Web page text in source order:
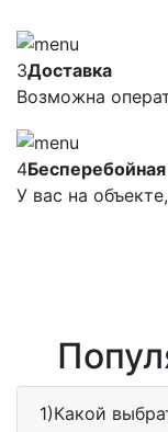
3Доставка
Возможна
4
У вас на
1)Какой